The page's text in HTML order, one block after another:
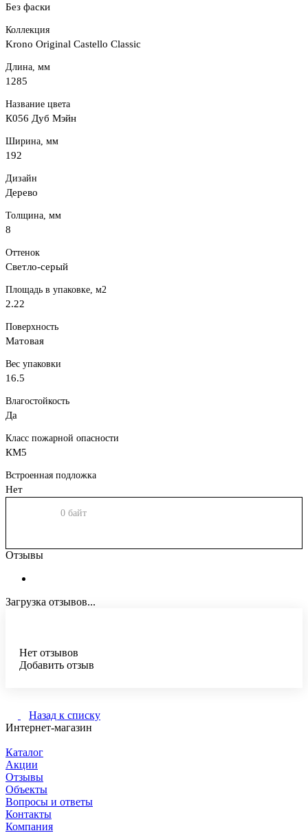
Без фаски
Коллекция
Krono Original Castello Classic
Длина, мм
1285
Название цвета
К056 Дуб Мэйн
Ширина, мм
192
Дизайн
Дерево
Толщина, мм
8
Оттенок
Светло-серый
Площадь в упаковке, м2
2.22
Поверхность
Матовая
Вес упаковки
16.5
Влагостойкость
Да
Класс пожарной опасности
КМ5
Встроенная подложка
Нет
0 байт
Отзывы
Загрузка отзывов...
Нет отзывов
Добавить отзыв
Назад к списку
Интернет-магазин
Каталог
Акции
Отзывы
Объекты
Вопросы и ответы
Контакты
Компания